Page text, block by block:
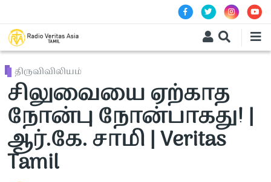
திருவிவிலியம்
சிலுவையை ஏற்காத
நோன்பு நோன்பாகது! |
ஆர்.கே. சாமி | Veritas
Tamil